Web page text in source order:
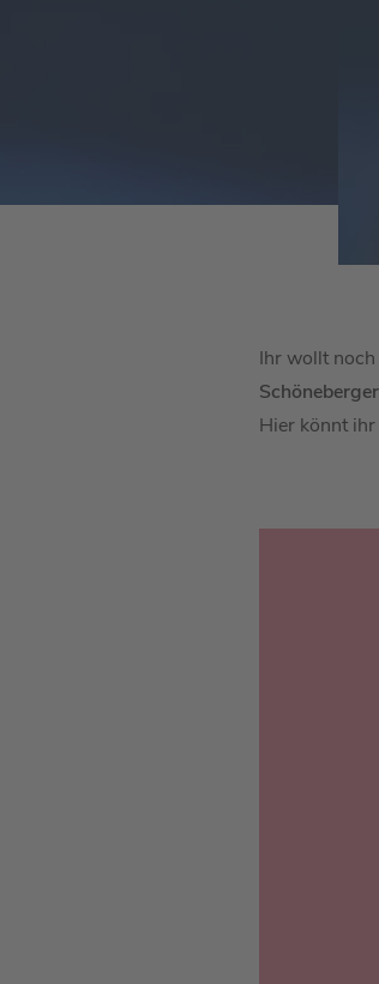
Ihr wollt noch
Schöneberger
Hier könnt